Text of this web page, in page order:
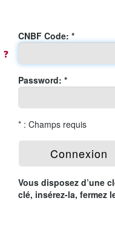
❓
Connexion
CNBF Code: *
Password: *
* : Champs requis
Vous disposez d’une
clé, insérez-la, fermez